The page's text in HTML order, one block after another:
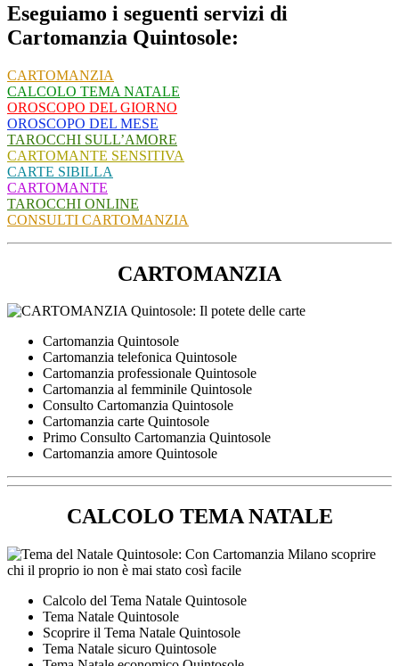
Eseguiamo i seguenti servizi di
Cartomanzia Quintosole:
CARTOMANZIA
CALCOLO TEMA NATALE
OROSCOPO DEL GIORNO
OROSCOPO DEL MESE
TAROCCHI SULL’AMORE
CARTOMANTE SENSITIVA
CARTE SIBILLA
CARTOMANTE
TAROCCHI ONLINE
CONSULTI CARTOMANZIA
CARTOMANZIA
Cartomanzia Quintosole
Cartomanzia telefonica Quintosole
Cartomanzia professionale Quintosole
Cartomanzia al femminile Quintosole
Consulto Cartomanzia Quintosole
Cartomanzia carte Quintosole
Primo Consulto Cartomanzia Quintosole
Cartomanzia amore Quintosole
CALCOLO TEMA NATALE
Calcolo del Tema Natale Quintosole
Tema Natale Quintosole
Scoprire il Tema Natale Quintosole
Tema Natale sicuro Quintosole